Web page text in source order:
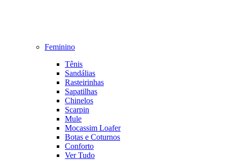
Feminino
Tênis
Sandálias
Rasteirinhas
Sapatilhas
Chinelos
Scarpin
Mule
Mocassim Loafer
Botas e Coturnos
Conforto
Ver Tudo